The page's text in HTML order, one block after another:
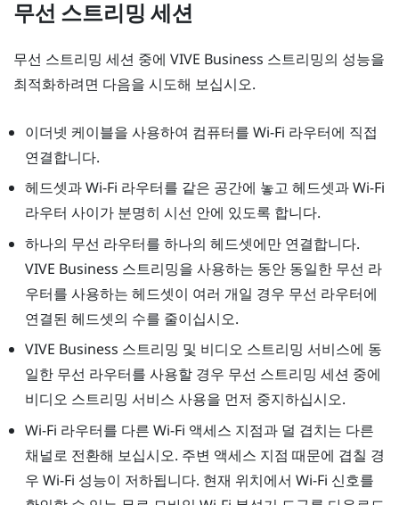
무선 스트리밍 세션
무선 스트리밍 세션 중에 VIVE Business 스트리밍의 성능을
최적화하려면 다음을 시도해 보십시오.
이더넷 케이블을 사용하여 컴퓨터를 Wi-Fi 라우터에 직접
연결합니다.
헤드셋과 Wi-Fi 라우터를 같은 공간에 놓고 헤드셋과 Wi-Fi
라우터 사이가 분명히 시선 안에 있도록 합니다.
하나의 무선 라우터를 하나의 헤드셋에만 연결합니다.
VIVE Business 스트리밍을 사용하는 동안 동일한 무선 라
우터를 사용하는 헤드셋이 여러 개일 경우 무선 라우터에
연결된 헤드셋의 수를 줄이십시오.
VIVE Business 스트리밍 및 비디오 스트리밍 서비스에 동
일한 무선 라우터를 사용할 경우 무선 스트리밍 세션 중에
비디오 스트리밍 서비스 사용을 먼저 중지하십시오.
Wi-Fi 라우터를 다른 Wi-Fi 액세스 지점과 덜 겹치는 다른
채널로 전환해 보십시오. 주변 액세스 지점 때문에 겹칠 경
우 Wi-Fi 성능이 저하됩니다. 현재 위치에서 Wi-Fi 신호를